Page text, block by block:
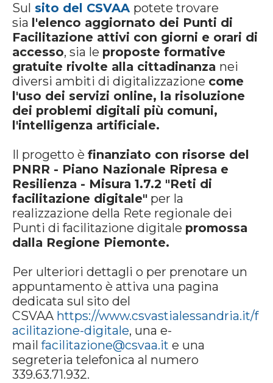
Sul sito del CSVAA potete trovare
sia l'elenco aggiornato dei Punti di
Facilitazione attivi con giorni e orari di
accesso, sia le proposte formative
gratuite rivolte alla cittadinanza nei
diversi ambiti di digitalizzazione come
l'uso dei servizi online, la risoluzione
dei problemi digitali più comuni,
l'intelligenza artificiale.
Il progetto è finanziato con risorse del
PNRR - Piano Nazionale Ripresa e
Resilienza - Misura 1.7.2 "Reti di
facilitazione digitale" per la
realizzazione della Rete regionale dei
Punti di facilitazione digitale promossa
dalla Regione Piemonte.
Per ulteriori dettagli o per prenotare un
appuntamento è attiva una pagina
dedicata sul sito del
CSVAA https://www.csvastialessandria.it/f
acilitazione-digitale, una e-
mailfacilitazione@csvaa.it e una
segreteria telefonica al numero
339.63.71.932.